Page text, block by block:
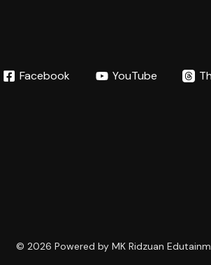
Facebook YouTube
© 2026 Powered by MK Ridzuan